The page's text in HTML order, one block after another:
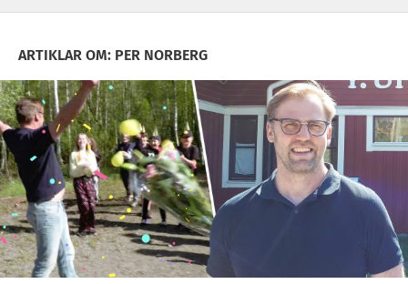
ARTIKLAR OM: PER NORBERG